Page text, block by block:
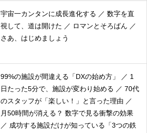
宇宙一カンタンに成長進化する ／ 数字を直
視して、道は開けた ／ ロマンとそろばん ／
さあ、はじめましょう
99%の施設が間違える「DXの始め方」 ／ 1
日たった5分で、施設が変わり始める ／ 70代
のスタッフが「楽しい！」と言った理由 ／
月50時間が消える？ 数字で見る衝撃の効果
／ 成功する施設だけが知っている「3つの鉄